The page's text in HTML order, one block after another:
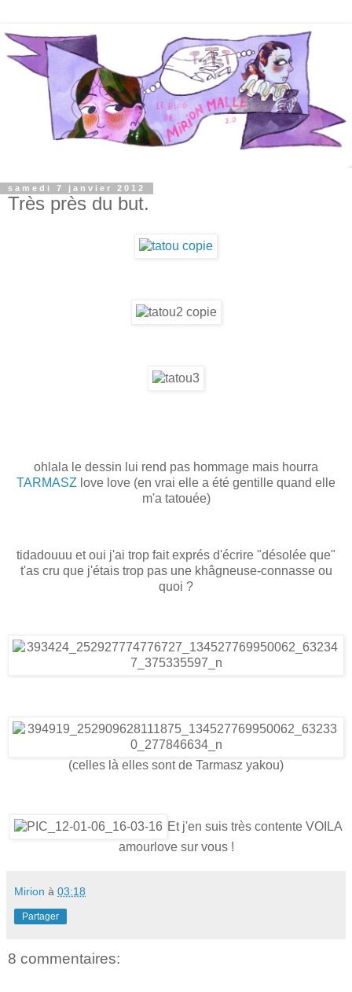
samedi 7 janvier 2012
Très près du but.
ohlala le dessin lui rend pas hommage mais hourra
TARMASZ love love (en vrai elle a été gentille quand elle
m'a tatouée)
tidadouuu et oui j'ai trop fait exprés d'écrire "désolée que"
t'as cru que j'étais trop pas une khâgneuse-connasse ou
quoi ?
(celles là elles sont de Tarmasz yakou)
Et j'en suis très contente VOILA
amourlove sur vous !
Mirion à 03:18
Partager
8 commentaires: